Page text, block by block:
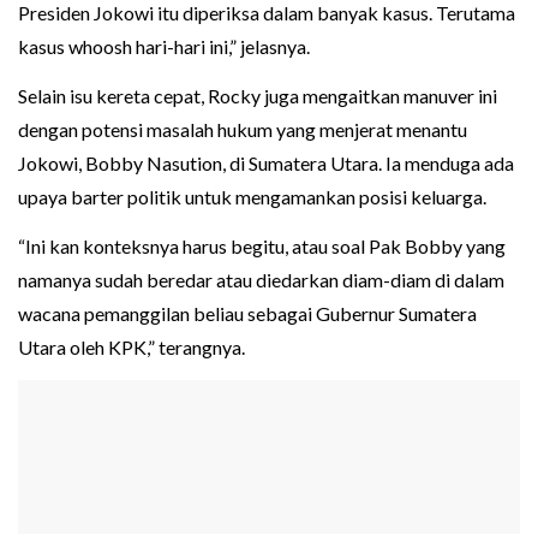
Presiden Jokowi itu diperiksa dalam banyak kasus. Terutama
kasus whoosh hari-hari ini,” jelasnya.
Selain isu kereta cepat, Rocky juga mengaitkan manuver ini
dengan potensi masalah hukum yang menjerat menantu
Jokowi, Bobby Nasution, di Sumatera Utara. Ia menduga ada
upaya barter politik untuk mengamankan posisi keluarga.
“Ini kan konteksnya harus begitu, atau soal Pak Bobby yang
namanya sudah beredar atau diedarkan diam-diam di dalam
wacana pemanggilan beliau sebagai Gubernur Sumatera
Utara oleh KPK,” terangnya.